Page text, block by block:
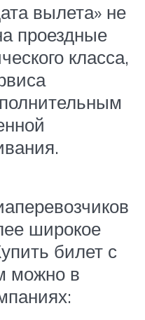
вылета» не
проездные
класса,
широкое
билет с
можно в